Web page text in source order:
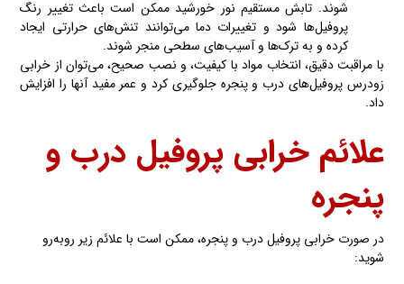
شوند. تابش مستقیم نور خورشید ممکن است باعث تغییر رنگ
پروفیل‌ها شود و تغییرات دما می‌توانند تنش‌های حرارتی ایجاد
کرده و به ترک‌ها و آسیب‌های سطحی منجر شوند.
با مراقبت دقیق، انتخاب مواد با کیفیت، و نصب صحیح، می‌توان از خرابی
زودرس پروفیل‌های درب و پنجره جلوگیری کرد و عمر مفید آنها را افزایش
داد.
علائم خرابی پروفیل درب و
پنجره
در صورت خرابی پروفیل درب و پنجره، ممکن است با علائم زیر روبه‌رو
شوید: